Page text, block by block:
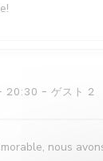
20:30 - ゲスト 2
nous